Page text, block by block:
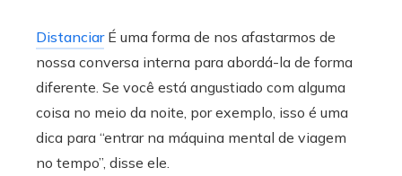
DistanciarÉ uma forma de nos afastarmos de
nossa conversa interna para abordá-la de forma
diferente. Se você está angustiado com alguma
coisa no meio da noite, por exemplo, isso é uma
dica para “entrar na máquina mental de viagem
no tempo”, disse ele.